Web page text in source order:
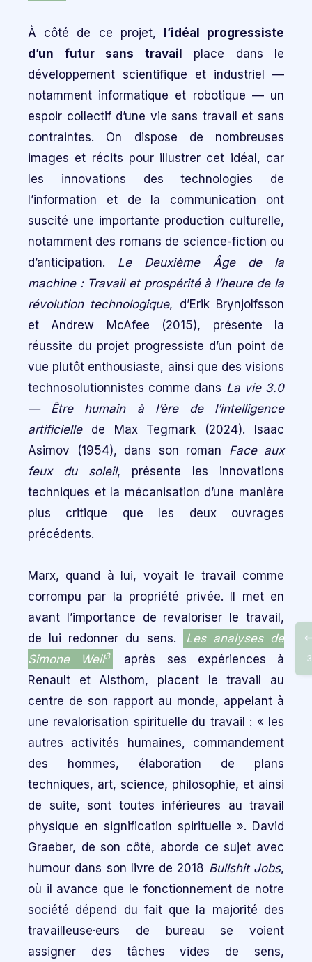
À côté de ce projet,
l’idéal progressiste
d’un futur sans travail
place dans le
développement scientifique et industriel —
notamment informatique et robotique — un
espoir collectif d’une vie sans travail et sans
contraintes. On dispose de nombreuses
images et récits pour illustrer cet idéal, car
les innovations des technologies de
l’information et de la communication ont
suscité une importante production culturelle,
notamment des romans de science-fiction ou
d’anticipation. Le Deuxième Âge de la
machine : Travail et prospérité à l’heure de la
révolution technologique, d’Erik Brynjolfsson
et Andrew McAfee (2015), présente la
réussite du projet progressiste d’un point de
vue plutôt enthousiaste, ainsi que des visions
technosolutionnistes comme dans La vie 3.0
— Être humain à l’ère de l’intelligence
artificiellede Max Tegmark (2024). Isaac
Asimov (1954), dans son roman Face aux
feux du soleil, présente les innovations
techniques et la mécanisation d’une manière
plus critique que les deux ouvrages
précédents.
Marx, quand à lui, voyait le travail comme
corrompu par la propriété privée. Il met en
avant l’importance de revaloriser le travail,
de lui redonner du sens.
Les analyses de
Simone Weil3
après ses expériences à
Renault et Alsthom, placent le travail au
centre de son rapport au monde, appelant à
une revalorisation spirituelle du travail : « les
autres activités humaines, commandement
des hommes, élaboration de plans
techniques, art, science, philosophie, et ainsi
de suite, sont toutes inférieures au travail
physique en signification spirituelle ». David
Graeber, de son côté, aborde ce sujet avec
humour dans son livre de 2018 Bullshit Jobs,
où il avance que le fonctionnement de notre
société dépend du fait que la majorité des
travailleuse·eurs de bureau se voient
assigner des tâches vides de sens,